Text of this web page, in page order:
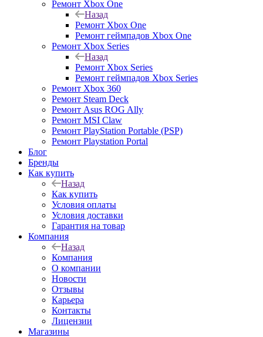
Ремонт Xbox One
Назад
Ремонт Xbox One
Ремонт геймпадов Xbox One
Ремонт Xbox Series
Назад
Ремонт Xbox Series
Ремонт геймпадов Xbox Series
Ремонт Xbox 360
Ремонт Steam Deck
Ремонт Asus ROG Ally
Ремонт MSI Claw
Ремонт PlayStation Portable (PSP)
Ремонт Playstation Portal
Блог
Бренды
Как купить
Назад
Как купить
Условия оплаты
Условия доставки
Гарантия на товар
Компания
Назад
Компания
О компании
Новости
Отзывы
Карьера
Контакты
Лицензии
Магазины